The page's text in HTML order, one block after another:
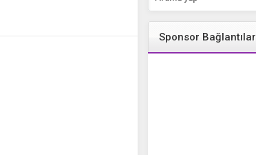
Sponsor Bağlantılar